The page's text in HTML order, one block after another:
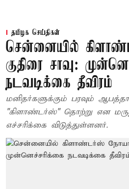
தமிழக செய்திகள்
சென்னையில்
குதிரை சாவு:
நடவடிக்கை தீவிரம்
மனிதர்களுக்கும் பரவும்
"கிளாண்டர்ஸ்" தொற்று என
எச்சரிக்கை விடுத்துள்ளனர்.